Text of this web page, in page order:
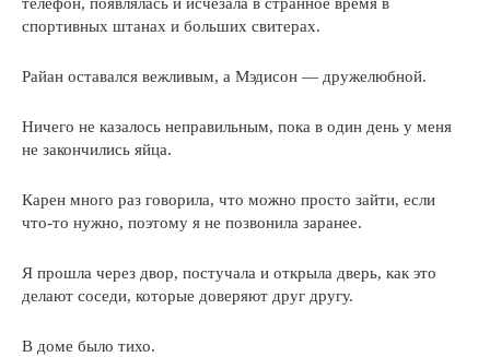
телефон, появлялась и исчезала в странное время в
спортивных штанах и больших свитерах.
Райан оставался вежливым, а Мэдисон — дружелюбной.
Ничего не казалось неправильным, пока в один день у меня
не закончились яйца.
Карен много раз говорила, что можно просто зайти, если
что-то нужно, поэтому я не позвонила заранее.
Я прошла через двор, постучала и открыла дверь, как это
делают соседи, которые доверяют друг другу.
В доме было тихо.